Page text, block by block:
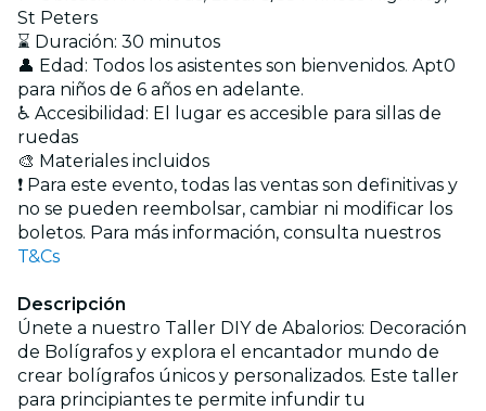
St Peters
⌛ Duración: 30 minutos
👤 Edad: Todos los asistentes son bienvenidos. Apt0
para niños de 6 años en adelante.
♿ Accesibilidad: El lugar es accesible para sillas de
ruedas
🎨 Materiales incluidos
❗ Para este evento, todas las ventas son definitivas y
no se pueden reembolsar, cambiar ni modificar los
boletos. Para más información, consulta nuestros
T&Cs
Descripción
Únete a nuestro Taller DIY de Abalorios: Decoración
de Bolígrafos y explora el encantador mundo de
crear bolígrafos únicos y personalizados. Este taller
para principiantes te permite infundir tu